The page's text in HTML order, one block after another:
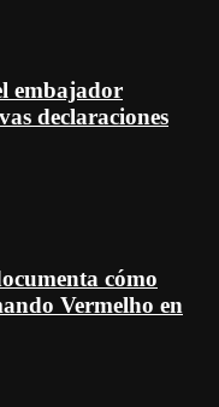
embajador
declaraciones
cómo
Vermelho en